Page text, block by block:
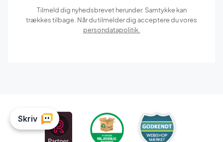
Tilmeld dig nyhedsbrevet herunder. Samtykke kan
trækkes tilbage. Når du tilmelder dig acceptere du vores
persondatapolitik.